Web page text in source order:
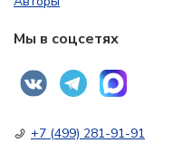
Мы в соцсетях
+7 (499) 281-91-91